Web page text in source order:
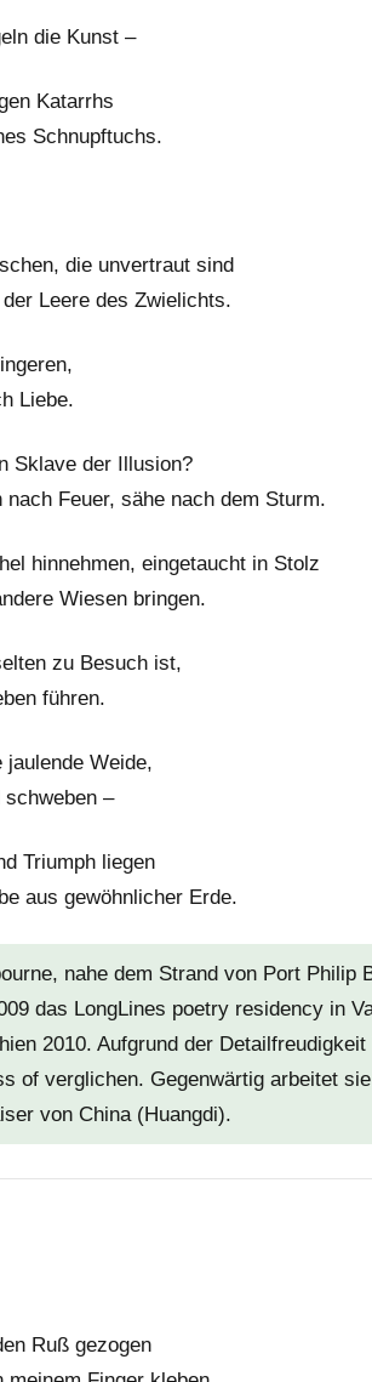
die Kunst –
Katarrhs
Schnupftuchs.
die unvertraut sind
Leere des Zwielichts.
Liebe.
Sklave der Illusion?
Feuer, sähe nach dem Sturm.
hinnehmen, eingetaucht in Stolz
Wiesen bringen.
zu Besuch ist,
führen.
Weide,
–
Triumph liegen
aus gewöhnlicher Erde.
nahe dem Strand von Port
das LongLines poetry residency in
2010. Aufgrund der
of verglichen. Gegenwärtig arbeitet
von China (Huangdi).
Ruß gezogen